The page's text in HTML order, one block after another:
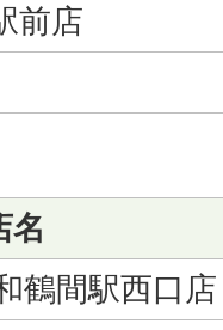
前店
名
鶴間駅西口店